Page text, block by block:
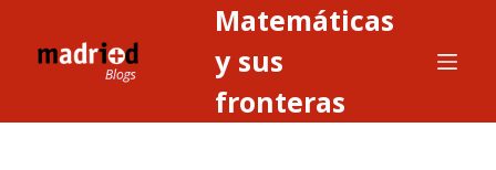
Matemáticas
y sus
fronteras